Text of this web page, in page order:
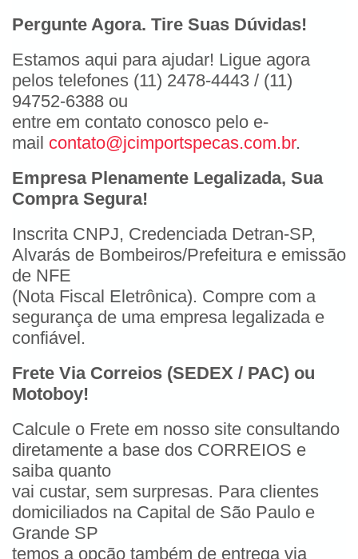
Pergunte Agora. Tire Suas Dúvidas!
Estamos aqui para ajudar! Ligue agora
pelos telefones (11) 2478-4443 / (11)
94752-6388 ou
entre em contato conosco pelo e-
mail contato@jcimportspecas.com.br.
Empresa Plenamente Legalizada, Sua
Compra Segura!
Inscrita CNPJ, Credenciada Detran-SP,
Alvarás de Bombeiros/Prefeitura e emissão
de NFE
(Nota Fiscal Eletrônica). Compre com a
segurança de uma empresa legalizada e
confiável.
Frete Via Correios (SEDEX / PAC) ou
Motoboy!
Calcule o Frete em nosso site consultando
diretamente a base dos CORREIOS e
saiba quanto
vai custar, sem surpresas. Para clientes
domiciliados na Capital de São Paulo e
Grande SP
temos a opção também de entrega via